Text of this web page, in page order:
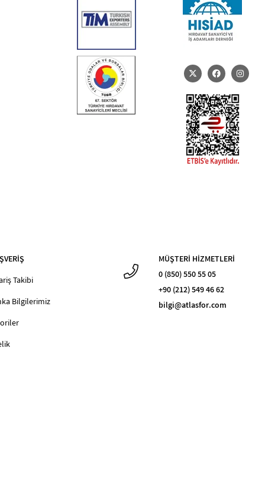
Takibi
Bilgilerimiz
MÜŞTERİ HİZMETLERİ
0 (850) 550 55 05
+90 (212) 549 46 62
bilgi@atlasfor.com